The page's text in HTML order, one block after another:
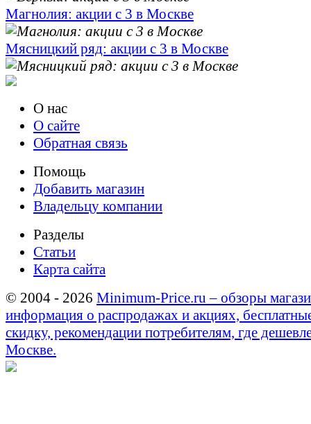
Магнолия: акции с 3 в Москве
Мясницкий ряд: акции с 3 в Москве
О нас
О сайте
Обратная связь
Помощь
Добавить магазин
Владельцу компании
Разделы
Статьи
Карта сайта
© 2004 - 2026 Minimum-Price.ru – обзоры
информация о распродажах и акциях,
скидку, рекомендации потребителям, где
Москве.